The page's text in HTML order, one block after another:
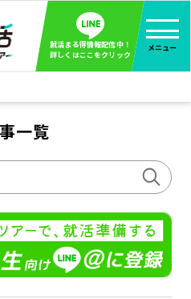
就活まる得情報配信中！
詳しくはここをクリック
メニュー
全て見る
捜部
裏側を徹底調査！
レポ 全て見る
だった？OBOG成功談
ュー 全て見る
を振り返ってみた
全て見る
一覧